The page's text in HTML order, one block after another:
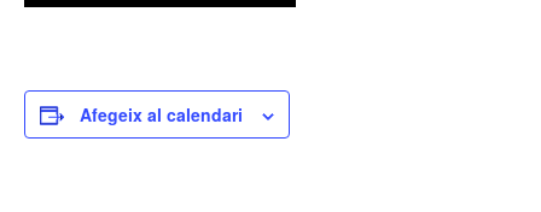
Afegeix al calendari